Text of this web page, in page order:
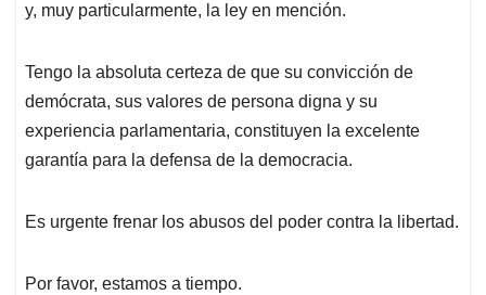
y, muy particularmente, la ley en mención.
Tengo la absoluta certeza de que su convicción de
demócrata, sus valores de persona digna y su
experiencia parlamentaria, constituyen la excelente
garantía para la defensa de la democracia.
Es urgente frenar los abusos del poder contra la libertad.
Por favor, estamos a tiempo.